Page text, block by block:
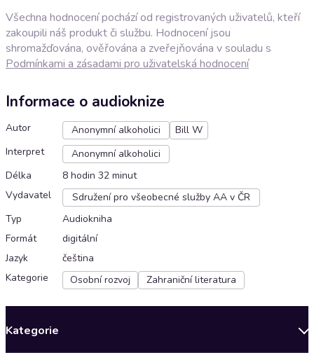
Všechna hodnocení pochází od registrovaných uživatelů, kteří
zakoupili náš produkt či službu. Hodnocení jsou
shromažďována, ověřována a zveřejňována v souladu s
Podmínkami a zásadami pro uživatelská hodnocení
Informace o audioknize
Autor Anonymní alkoholici
Bill W
Interpret
Anonymní alkoholici
Délka
8 hodin 32 minut
Vydavatel
Sdružení pro všeobecné služby AA v ČR
Typ
Audiokniha
Formát
digitální
Jazyk
čeština
Kategorie
Osobní rozvoj Zahraniční literatura
Kategorie